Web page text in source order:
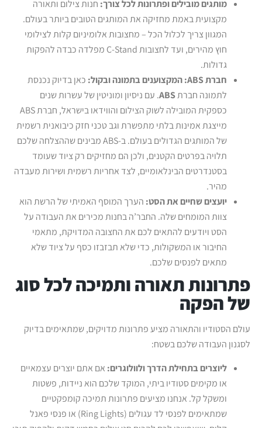
מותגים מובילים ופתרונות לכל צורך:חנות צילום ותאורה
מקצועית באמת מחזיקה את המותגים הטובים ביותר בעולם.
המגוון צריך לכלול הכל – מחצובות אלומיניום קלות לצילומי
חוץ מהירים, ועד לחצובות C-Stand מפלדה כבדה להפקות
גדולות.
חברתABS: המקצוענים בתמונה ובקול:
כאן בדיוק נכנסת
לתמונה חברתABS. עם ניסיון ומוניטין של עשרות שנים
כספקית המובילה לשוק הצילום והווידאו בישראל, חברת ABS
מייצגת אמינות בלתי מתפשרת וגב טכני חזק כיבואנית רשמית
של המותגים הגדולים בעולם. ב-ABS מבינים שההצלחה שלכם
תלויה בפרטים הקטנים, ולכן הם מחזיקים רק ציוד שעומד
בסטנדרטים הבינלאומיים, לצד אחריות רשמית ושירות מעבדה
מהיר.
יועצים שחיים את הסט:הערך המוסף האמיתי של הרשת הוא
צוות המומחים שלה. החבר’ה בחנות מכירים את העבודה על
הסט ויודעים להתאים לכם את החצובה המדויקת, מתאמי
החיבור או המשקולות, כדי שלא תבזבזו כסף על ציוד שלא
מתאים לפנסים שלכם.
פתרונות תאורה ותמיכה לכל סוג
של הפקה
עולם הסטודיו והתאורה מציע פתרונות מדויקים, שמתאימים בדיוק
לסגנון העבודה שלכם בשטח:
ליוצרים בתחילת הדרך ולוולוגרים:אם אתם יוצרים עצמאיים
או מקימים סטודיו ביתי, המוקד שלכם הוא ניידות, פשטות
ומשקל קל. אנחנו מציעים פתרונות תמיכה קומפקטיים
שמתאימים לפנסי לד עגולים (Ring Lights) או פנסי פאנל